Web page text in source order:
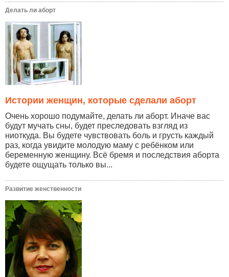
Делать ли аборт
Истории женщин, которые сделали аборт
Очень хорошо подумайте, делать ли аборт. Иначе вас
будут мучать сны, будет преследовать взгляд из
ниоткуда. Вы будете чувствовать боль и грусть каждый
раз, когда увидите молодую маму с ребёнком или
беременную женщину. Всё бремя и последствия аборта
будете ощущать только вы...
Развитие женственности